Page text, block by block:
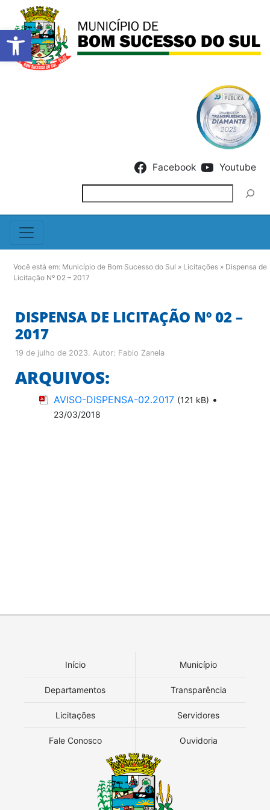
Barra de Ferramentas
Facebook Youtube
Você está em: Município de Bom Sucesso do Sul » Licitações » Dispensa de
Licitação Nº 02 – 2017
DISPENSA DE LICITAÇÃO Nº 02 –
2017
19 de julho de 2023. Autor: Fabio Zanela
ARQUIVOS:
AVISO-DISPENSA-02.2017 (121 kB) •
23/03/2018
Início Município
Departamentos Transparência
Licitações Servidores
Fale Conosco Ouvidoria